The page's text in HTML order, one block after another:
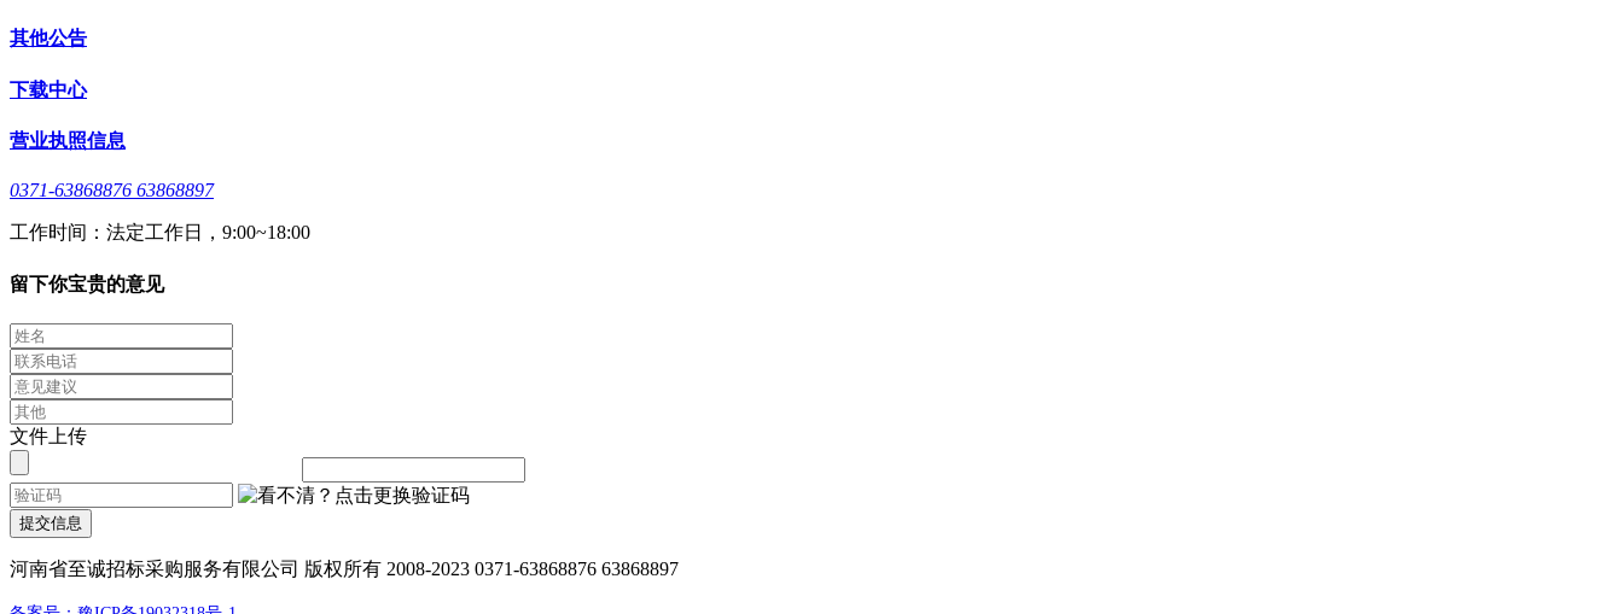
其他公告
下载中心
营业执照信息
0371-63868876 63868897
工作时间：法定工作日，9:00~18:00
留下你宝贵的意见
文件上传
提交信息
河南省至诚招标采购服务有限公司 版权所有 2008-2023 0371-63868876 63868897